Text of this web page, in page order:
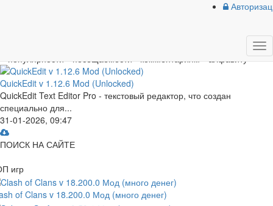
популярности
посещаемости комментариям
алфавиту
QuickEdit v 1.12.6 Mod (Unlocked)
QuickEdit Text Editor Pro - текстовый редактор, что создан
специально для...
31-01-2026, 09:47
ПОИСК НА САЙТЕ
игр
of Clans v 18.200.0 Мод (много денег)